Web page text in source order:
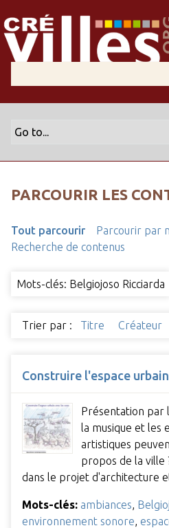
PARCOURIR LES
Tout parcourir
Parcourir par
Recherche de contenus
Mots-clés: Belgiojoso Ricciarda
Trier par : Titre Créateur
Construire l'espace
Présentation par
la musique et les
artistiques
propos de la ville
dans le projet d'architecture
Mots-clés: ambiances
environnement sonore